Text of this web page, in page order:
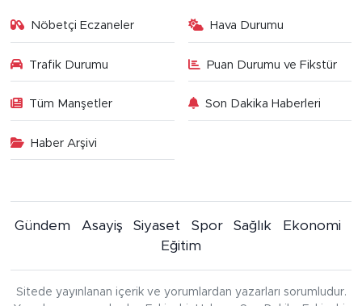
Nöbetçi Eczaneler Hava Durumu
Trafik Durumu Puan Durumu ve Fikstür
Tüm Manşetler Son Dakika Haberleri
Haber Arşivi
Gündem Asayiş Siyaset Spor Sağlık
Ekonomi
Eğitim
Sitede yayınlanan içerik ve yorumlardan yazarları sorumludur.